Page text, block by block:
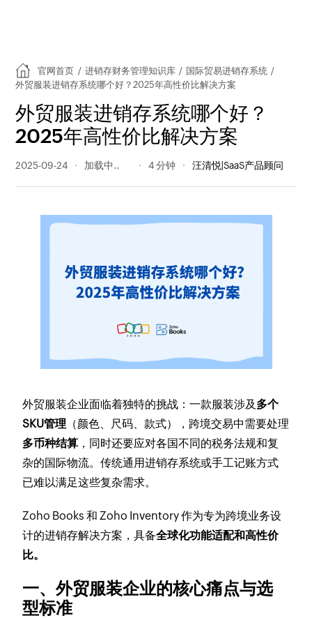
官网首页 / 进销存财务管理知识库 / 国际贸易进销存系统 /
外贸服装进销存系统哪个好？2025年高性价比解决方案
外贸服装进销存系统哪个好？
2025年高性价比解决方案
2025-09-24 210 阅读量 4 分钟 汪清悦|SaaS产品顾问
外贸服装企业面临着独特的挑战：一款服装涉及 多个
SKU管理 （颜色、尺码、款式），跨境交易中需要处理
多币种结算 ，同时还要应对各国不同的税务法规和复
杂的国际物流。传统通用进销存系统或手工记账方式
已难以满足这些复杂需求。
Zoho Books 和 Zoho Inventory 作为专为跨境业务设
计的进销存解决方案，具备全球化功能适配和高性价
比。
一、外贸服装企业的核心痛点与选
型标准